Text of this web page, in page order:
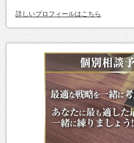
詳しいプロフィールはこちら